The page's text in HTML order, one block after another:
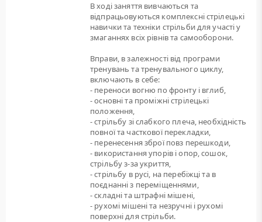
В ході заняття вивчаються та
відпрацьовуються комплексні стрілецькі
навички та техніки стрільби для участі у
змаганнях всіх рівнів та самооборони.
Вправи, в залежності від програми
тренувань та тренувального циклу,
включають в себе:
- переноси вогню по фронту і вглиб,
- основні та проміжні стрілецькі
положення,
- стрільбу зі слабкого плеча, необхідність
повної та часткової перекладки,
- перенесення зброї повз перешкоди,
- використання упорів і опор, сошок,
стрільбу з-за укриття,
- стрільбу в русі, на перебіжці та в
поєднанні з переміщеннями,
- складні та штрафні мішені,
- рухомі мішені та незручні і рухомі
поверхні для стрільби.